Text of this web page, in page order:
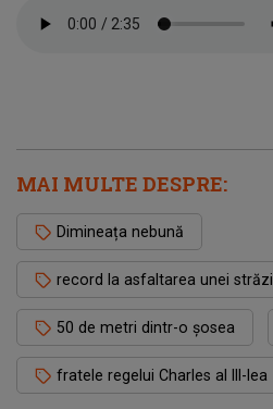
MAI MULTE DESPRE:
Dimineața nebună
record la asfaltarea unei străzi
50 de metri dintr-o șosea
fratele regelui Charles al III-lea